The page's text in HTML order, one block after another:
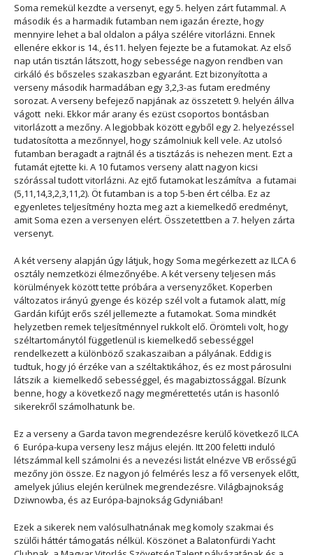
Soma remekül kezdte a versenyt, egy 5. helyen zárt futammal. A
második és a harmadik futamban nem igazán érezte, hogy
mennyire lehet a bal oldalon a pálya szélére vitorlázni. Ennek
ellenére ekkor is 14., és11. helyen fejezte be a futamokat. Az első
nap után tisztán látszott, hogy sebessége nagyon rendben van
cirkáló és bőszeles szakaszban egyaránt. Ezt bizonyította a
verseny második harmadában egy 3,2,3-as futam eredmény
sorozat. A verseny befejező napjának az összetett 9. helyén állva
vágott neki. Ekkor már arany és ezüst csoportos bontásban
vitorlázott a mezőny. A legjobbak között egyből egy 2. helyezéssel
tudatosította a mezőnnyel, hogy számolniuk kell vele. Az utolsó
futamban beragadt a rajtnál és a tisztázás is nehezen ment. Ezt a
futamát ejtette ki. A 10 futamos verseny alatt nagyon kicsi
szórással tudott vitorlázni. Az ejtő futamokat leszámítva a futamai
(5,11,14,3,2,3,11,2). Öt futamban is a top 5-ben ért célba. Ez az
egyenletes teljesítmény hozta meg azt a kiemelkedő eredményt,
amit Soma ezen a versenyen elért. Összetettben a 7. helyen zárta
versenyt.
A két verseny alapján úgy látjuk, hogy Soma megérkezett az ILCA 6
osztály nemzetközi élmezőnyébe. A két verseny teljesen más
körülmények között tette próbára a versenyzőket. Koperben
változatos irányú gyenge és közép szél volt a futamok alatt, míg
Gardán kifújt erős szél jellemezte a futamokat. Soma mindkét
helyzetben remek teljesítménnyel rukkolt elő. Örömteli volt, hogy
széltartománytól függetlenül is kiemelkedő sebességgel
rendelkezett a különböző szakaszaiban a pályának. Eddig is
tudtuk, hogy jó érzéke van a széltaktikához, és ez most párosulni
látszik a kiemelkedő sebességgel, és magabiztossággal. Bízunk
benne, hogy a következő nagy megmérettetés után is hasonló
sikerekről számolhatunk be.
Ez a verseny a Garda tavon megrendezésre kerülő következő ILCA
6 Európa-kupa verseny lesz május elején. Itt 200 feletti induló
létszámmal kell számolni és a nevezési listát elnézve VB erősségű
mezőny jön össze. Ez nagyon jó felmérés lesz a fő versenyek előtt,
amelyek július elején kerülnek megrendezésre. Világbajnokság
Dziwnowba, és az Európa-bajnokság Gdyniában!
Ezek a sikerek nem valósulhatnának meg komoly szakmai és
szülői háttér támogatás nélkül. Köszönet a Balatonfürdi Yacht